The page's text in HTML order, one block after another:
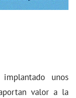
unos
valor a la